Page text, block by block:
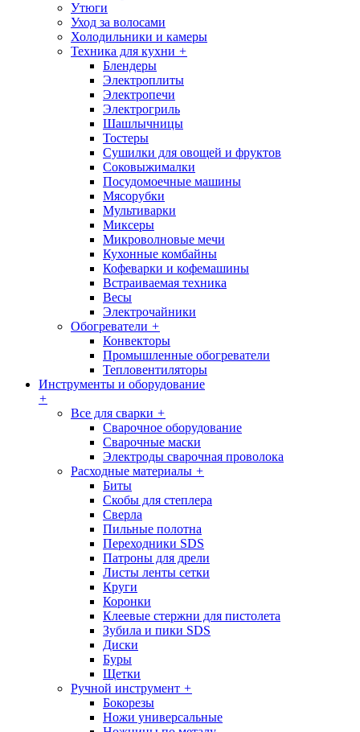
Утюги
Уход за волосами
Холодильники и камеры
Техника для кухни +
Блендеры
Электроплиты
Электропечи
Электрогриль
Шашлычницы
Тостеры
Сушилки для овощей и фруктов
Соковыжималки
Посудомоечные машины
Мясорубки
Мультиварки
Миксеры
Микроволновые мечи
Кухонные комбайны
Кофеварки и кофемашины
Встраиваемая техника
Весы
Электрочайники
Обогреватели +
Конвекторы
Промышленные обогреватели
Тепловентиляторы
Инструменты и оборудование
+
Все для сварки +
Сварочное оборудование
Сварочные маски
Электроды сварочная проволока
Расходные материалы +
Биты
Скобы для степлера
Сверла
Пильные полотна
Переходники SDS
Патроны для дрели
Листы ленты сетки
Круги
Коронки
Клеевые стержни для пистолета
Зубила и пики SDS
Диски
Буры
Щетки
Ручной инструмент +
Бокорезы
Ножи универсальные